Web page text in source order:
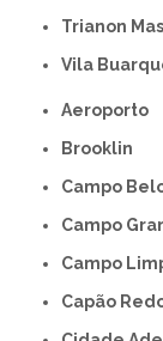
Trianon
Vila
Aeroporto
Brooklin
Campo
Campo
Campo
Capão